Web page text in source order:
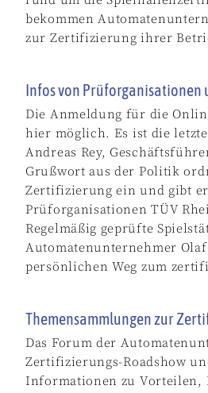
bekommen
zur Zertifizierung ihrer
Infos von Prüforganisationen
Die Anmeldung für die
hier möglich. Es ist die
Andreas Rey,
Grußwort aus der Politik
Zertifizierung ein und gibt
Prüforganisationen TÜV
Regelmäßig geprüfte
Automatenunternehmer
persönlichen Weg zum
Themensammlungen zur
Das Forum der
Zertifizierungs-Roadshow
Informationen zu Vorteilen,